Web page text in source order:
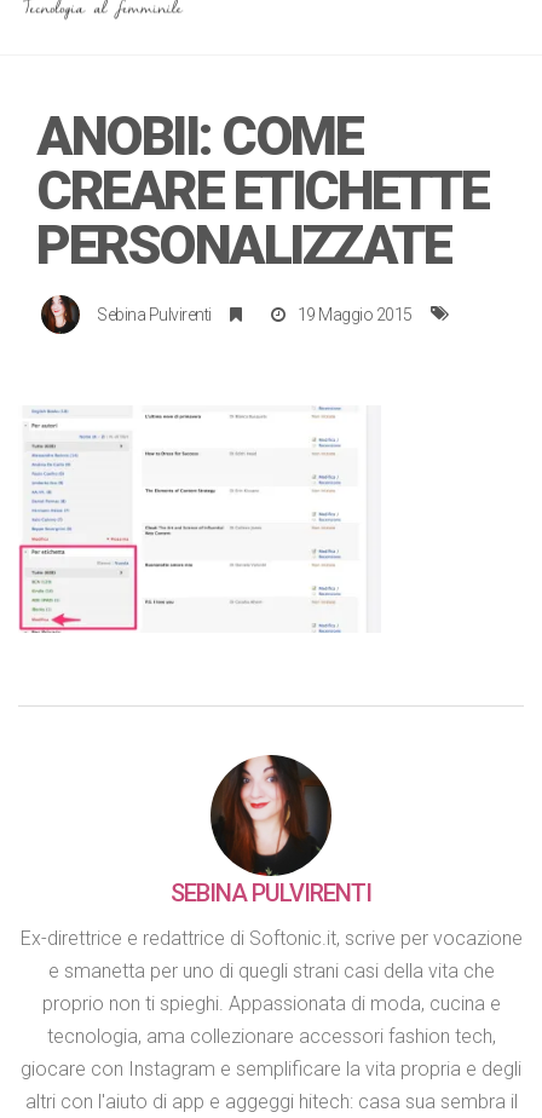
ANOBII: COME
CREARE ETICHETTE
PERSONALIZZATE
Sebina Pulvirenti 19 Maggio 2015
SEBINA PULVIRENTI
Ex-direttrice e redattrice di Softonic.it, scrive per vocazione
e smanetta per uno di quegli strani casi della vita che
proprio non ti spieghi. Appassionata di moda, cucina e
tecnologia, ama collezionare accessori fashion tech,
giocare con Instagram e semplificare la vita propria e degli
altri con l'aiuto di app e aggeggi hitech: casa sua sembra il